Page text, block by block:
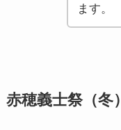
ます。
赤穂義士祭（冬）